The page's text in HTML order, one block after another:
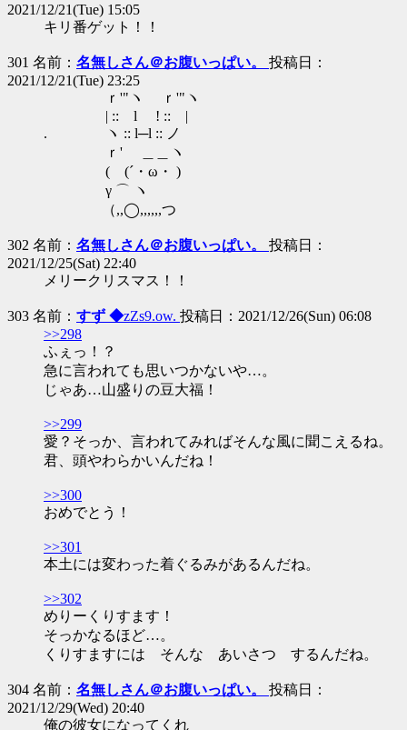
2021/12/21(Tue) 15:05
キリ番ゲット！！
301 名前： 名無しさん＠お腹いっぱい。 投稿日：
2021/12/21(Tue) 23:25
ｒ'"ヽ ｒ'"ヽ
| :: l ! :: |
. ヽ :: l─l :: ノ
ｒ' ＿＿ヽ
( (´・ω・ )
γ ⌒ ヽ
（,,◯,,,,,,つ
302 名前： 名無しさん＠お腹いっぱい。 投稿日：
2021/12/25(Sat) 22:40
メリークリスマス！！
303 名前： すず ◆zZs9.ow. 投稿日：2021/12/26(Sun) 06:08
>>298
ふぇっ！？
急に言われても思いつかないや…。
じゃあ…山盛りの豆大福！
>>299
愛？そっか、言われてみればそんな風に聞こえるね。
君、頭やわらかいんだね！
>>300
おめでとう！
>>301
本土には変わった着ぐるみがあるんだね。
>>302
めりーくりすます！
そっかなるほど…。
くりすますには そんな あいさつ するんだね。
304 名前： 名無しさん＠お腹いっぱい。 投稿日：
2021/12/29(Wed) 20:40
俺の彼女になってくれ